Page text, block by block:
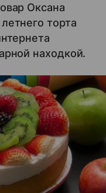
Оксана
торта
находкой.